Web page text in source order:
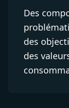
Des
des
des